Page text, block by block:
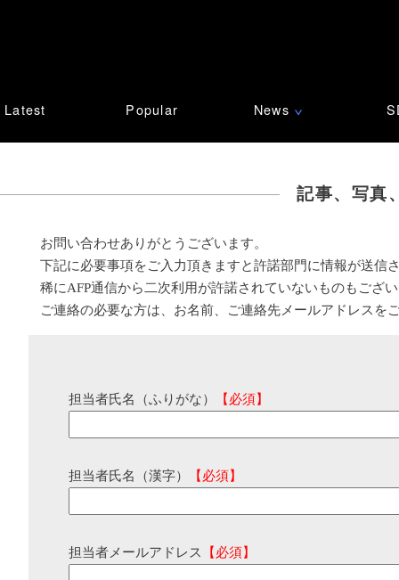
Latest Popular News ∨
記事、写真
お問い合わせありがとうございます。
下記に必要事項をご入力頂きますと許諾部門に情報が送信
稀にAFP通信から二次利用が許諾されていないものもござ
ご連絡の必要な方は、お名前、ご連絡先メールアドレスを
担当者氏名（ふりがな） 【必須】
担当者氏名（漢字） 【必須】
担当者メールアドレス 【必須】